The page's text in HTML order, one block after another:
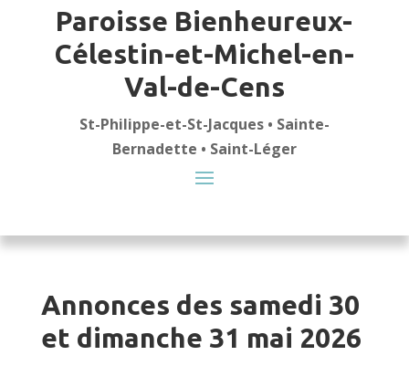
Paroisse Bienheureux-
Célestin-et-Michel-en-
Val-de-Cens
St-Philippe-et-St-Jacques • Sainte-
Bernadette • Saint-Léger
Annonces des samedi 30
et dimanche 31 mai 2026